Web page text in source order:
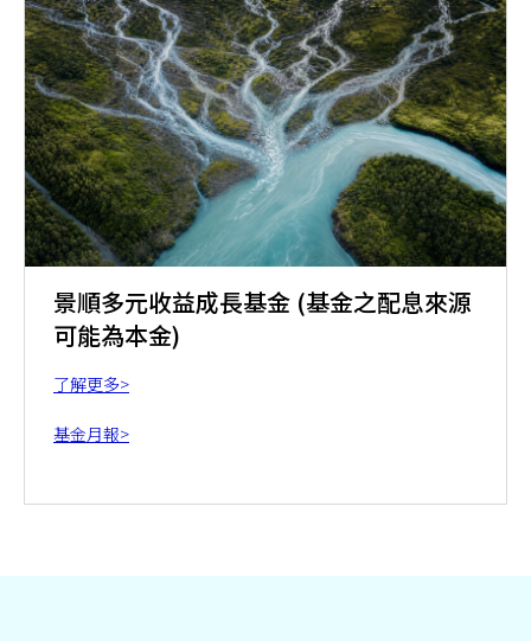
景順多元收益成長基金 (基金之配息來源
可能為本金)
了解更多>
基金月報>